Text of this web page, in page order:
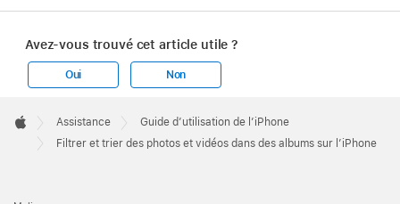
Avez-vous trouvé cet article utile ?
Oui Non
Footer

Apple
Assistance
Guide d’utilisation de l’iPhone
Filtrer et trier des photos et vidéos dans des albums sur l’iPhone